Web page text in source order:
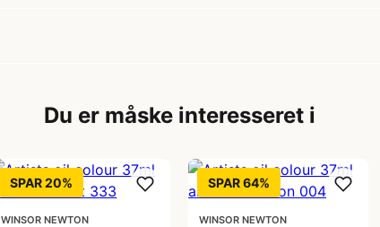
Du er måske interesseret i
SPAR 20%
WINSOR NEWTON
SPAR 64%
WINSOR NEWTON